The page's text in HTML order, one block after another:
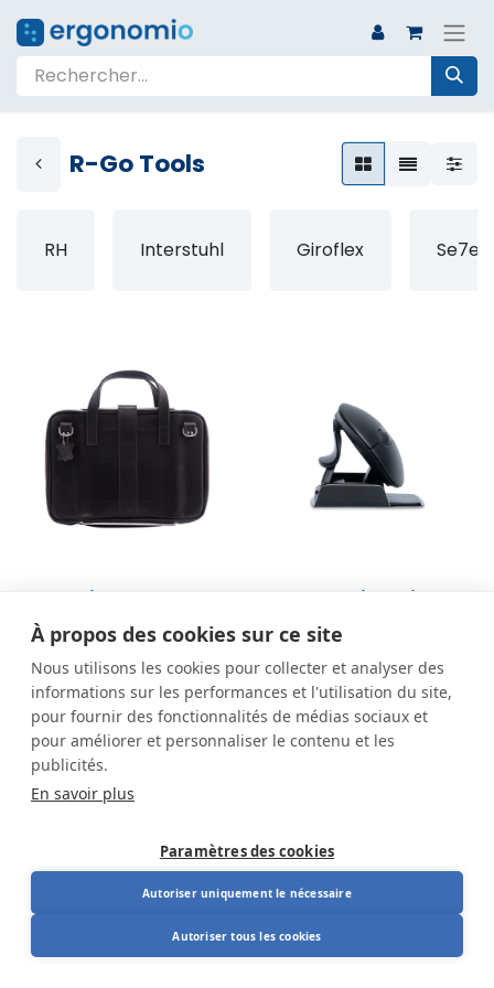
À propos des cookies sur ce site
Nous utilisons les cookies pour collecter et analyser des
informations sur les performances et l'utilisation du site,
pour fournir des fonctionnalités de médias sociaux et
pour améliorer et personnaliser le contenu et les
publicités.
En savoir plus
Paramètres des cookies
Autoriser uniquement le nécessaire
Autoriser tous les cookies
R-Go Tools
RH Interstuhl Giroflex Se7en
R-Go Viva Sac pour
ordinateur portable
129,00
R-Go Souris Twister